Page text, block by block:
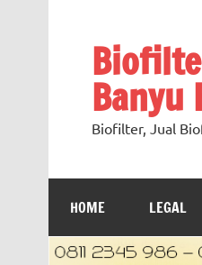
Banyu
Biofilter, Jual
HOME LEGAL